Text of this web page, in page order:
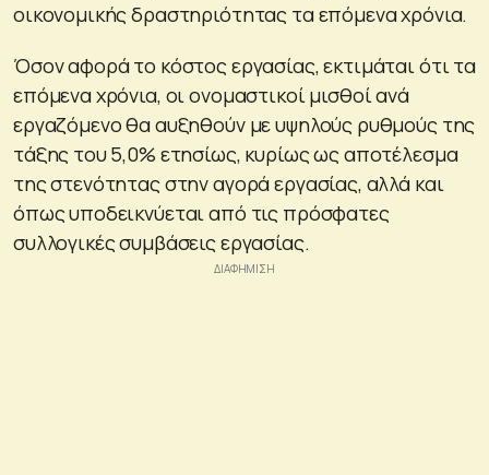
οικονομικής δραστηριότητας τα επόμενα χρόνια.
Όσον αφορά το κόστος εργασίας, εκτιμάται ότι τα
επόμενα χρόνια, οι ονομαστικοί μισθοί ανά
εργαζόμενο θα αυξηθούν με υψηλούς ρυθμούς της
τάξης του 5,0% ετησίως, κυρίως ως αποτέλεσμα
της στενότητας στην αγορά εργασίας, αλλά και
όπως υποδεικνύεται από τις πρόσφατες
συλλογικές συμβάσεις εργασίας.